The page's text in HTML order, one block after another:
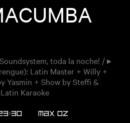
toda la noche! / ▸
Latin Master + Willy +
Yasmin + Show by Steffi &
Karaoke
MAX OZ